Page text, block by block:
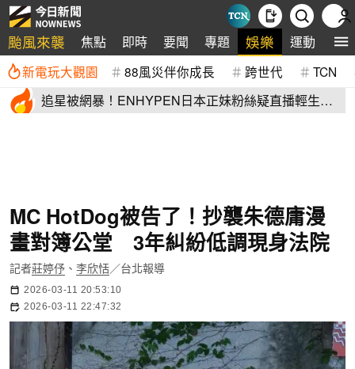
颱風來襲 焦點 即時 要聞 專題 娛樂 運動 全
新電玩大觀園 88風災伴你成長 跨世代 TCN
追星被網暴！ENHYPEN日本正妹粉絲疑直播輕生
MC HotDog被告了！抄襲朱德庸漫
畫對簿公堂 3年糾紛低調現身法院
記者莊婷伃 、 李欣恬／台北報導
2026-03-11 20:53:10
2026-03-11 22:47:32